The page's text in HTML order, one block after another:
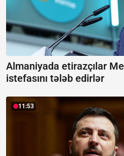
Almaniyada etirazçılar
istefasını tələb edirlər
11:53